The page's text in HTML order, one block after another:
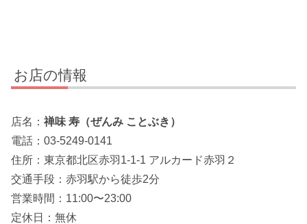
お店の情報
店名： 禅味 寿（ぜんみ ことぶき）
電話：03-5249-0141
住所：東京都北区赤羽1-1-1 アルカード赤羽２
交通手段：赤羽駅から徒歩2分
営業時間：11:00〜23:00
定休日：無休